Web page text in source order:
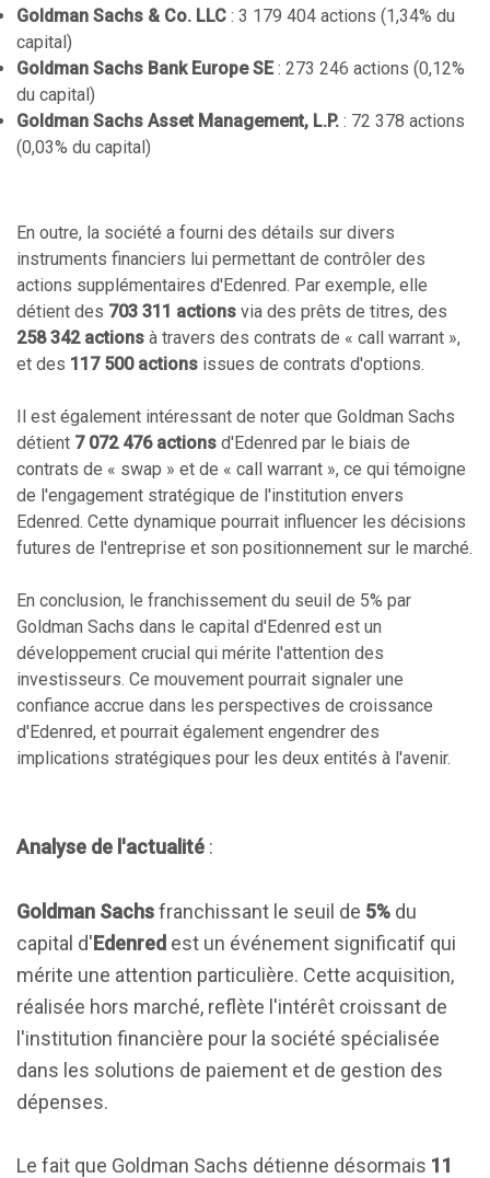
Goldman Sachs & Co. LLC : 3 179 404 actions (1,34% du
capital)
Goldman Sachs Bank Europe SE: 273 246 actions (0,12%
du capital)
Goldman Sachs Asset Management, L.P. : 72 378 actions
(0,03% du capital)
En outre, la société a fourni des détails sur divers
instruments financiers lui permettant de contrôler des
actions supplémentaires d'Edenred. Par exemple, elle
détient des 703 311 actions via des prêts de titres, des
258 342 actions à travers des contrats de « call warrant »,
et des 117 500 actions issues de contrats d'options.
Il est également intéressant de noter que Goldman Sachs
détient 7 072 476 actions d'Edenred par le biais de
contrats de « swap » et de « call warrant », ce qui témoigne
de l'engagement stratégique de l'institution envers
Edenred. Cette dynamique pourrait influencer les décisions
futures de l'entreprise et son positionnement sur le marché.
En conclusion, le franchissement du seuil de 5% par
Goldman Sachs dans le capital d'Edenred est un
développement crucial qui mérite l'attention des
investisseurs. Ce mouvement pourrait signaler une
confiance accrue dans les perspectives de croissance
d'Edenred, et pourrait également engendrer des
implications stratégiques pour les deux entités à l'avenir.
Analyse de l'actualité :
Goldman Sachsfranchissant le seuil de 5% du
capital d'Edenred est un événement significatif qui
mérite une attention particulière. Cette acquisition,
réalisée hors marché, reflète l'intérêt croissant de
l'institution financière pour la société spécialisée
dans les solutions de paiement et de gestion des
dépenses.
Le fait que Goldman Sachs détienne désormais 11